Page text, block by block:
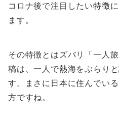
コロナ後で注目したい特徴
ます。
その特徴とはズバリ「一人
稿は、一人で熱海をぶらり
す。まさに日本に住んでい
方ですね。